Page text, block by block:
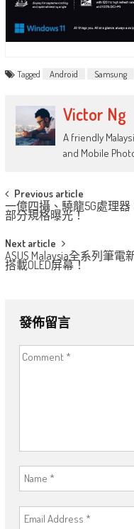
Tagged Android Samsung
Victor Ng
A friendly
and Mobile
Post
navigation
Previous article
一億四攝、驍龍5G處理器
部分規格曝光！
Next article
ASUS Malaysia全系列筆
搭載OLED屏幕！
發佈留言